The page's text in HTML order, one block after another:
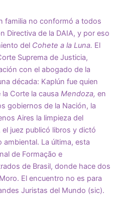
familia no conformó a todos
Directiva de la DAIA, y por eso
del Cohete a la Luna. El
Suprema de Justicia,
con el abogado de la
década: Kaplún fue quien
Corte la causa Mendoza, en
gobiernos de la Nación, la
Aires la limpieza del
juez publicó libros y dictó
La última, esta
de Formação e
de Brasil, donde hace dos
El encuentro no es para
Juristas del Mundo (sic).